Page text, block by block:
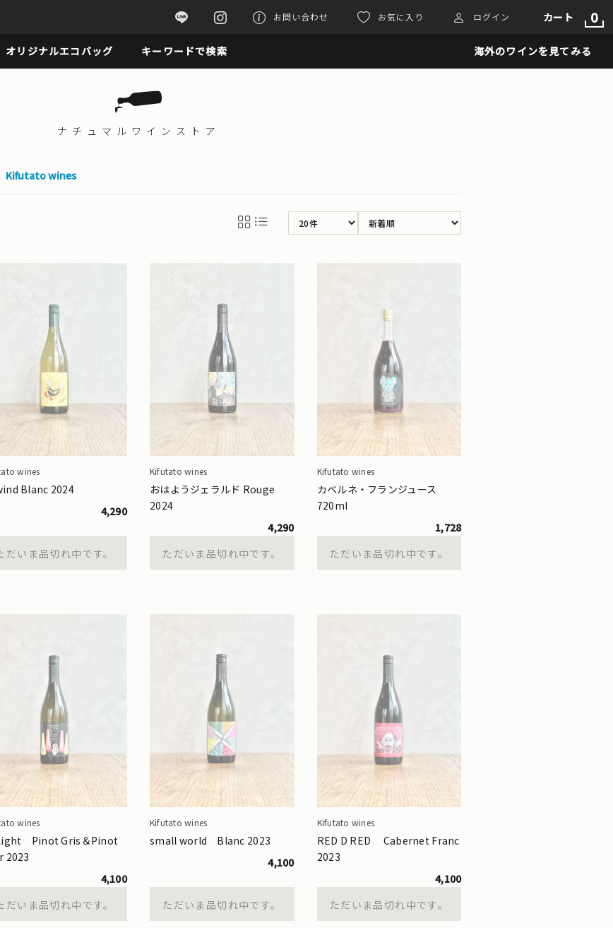
お問い合わせ お気に入り ログイン カート 0
オリジナルエコバッグ キーワードで検索 海外のワインを見てみる
ナチュマル ワインストア
Kifutato wines
wines
Blanc 2024
4,290
だいま品切れ中です。
Kifutato wines
おはようジェラルド Rouge
2024
4,290
ただいま品切れ中です。
Kifutato wines
カベルネ・フランジュース
720ml
1,728
ただいま品切れ中です。
wines
Pinot Gris＆Pinot
2023
4,100
だいま品切れ中です。
Kifutato wines
small world Blanc 2023
4,100
ただいま品切れ中です。
Kifutato wines
RED D RED Cabernet Franc
2023
4,100
ただいま品切れ中です。